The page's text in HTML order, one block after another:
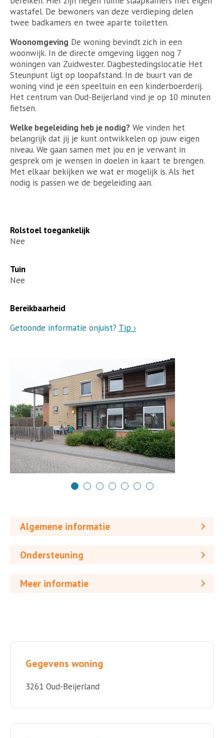
wastafel. De bewoners van deze verdieping delen
twee badkamers en twee aparte toiletten.
Woonomgeving De woning bevindt zich in een
woonwijk. In de directe omgeving liggen nog 7
woningen van Zuidwester. Dagbestedingslocatie Het
Steunpunt ligt op loopafstand. In de buurt van de
woning vind je een speeltuin en een kinderboerderij.
Het centrum van Oud-Beijerland vind je op 10 minuten
fietsen.
Welke begeleiding heb je nodig? We vinden het
belangrijk dat jij je kunt ontwikkelen op jouw eigen
niveau. We gaan samen met jou en je verwant in
gesprek om je wensen in doelen in kaart te brengen.
Met elkaar bekijken we wat er mogelijk is. Als het
nodig is passen we de begeleiding aan.
Rolstoel toegankelijk
Nee
Tuin
Nee
Bereikbaarheid
Getoonde informatie onjuist? Tip ›
Algemene informatie
Ondersteuning
Meer informatie
Gegevens woning
3261 Oud-Beijerland